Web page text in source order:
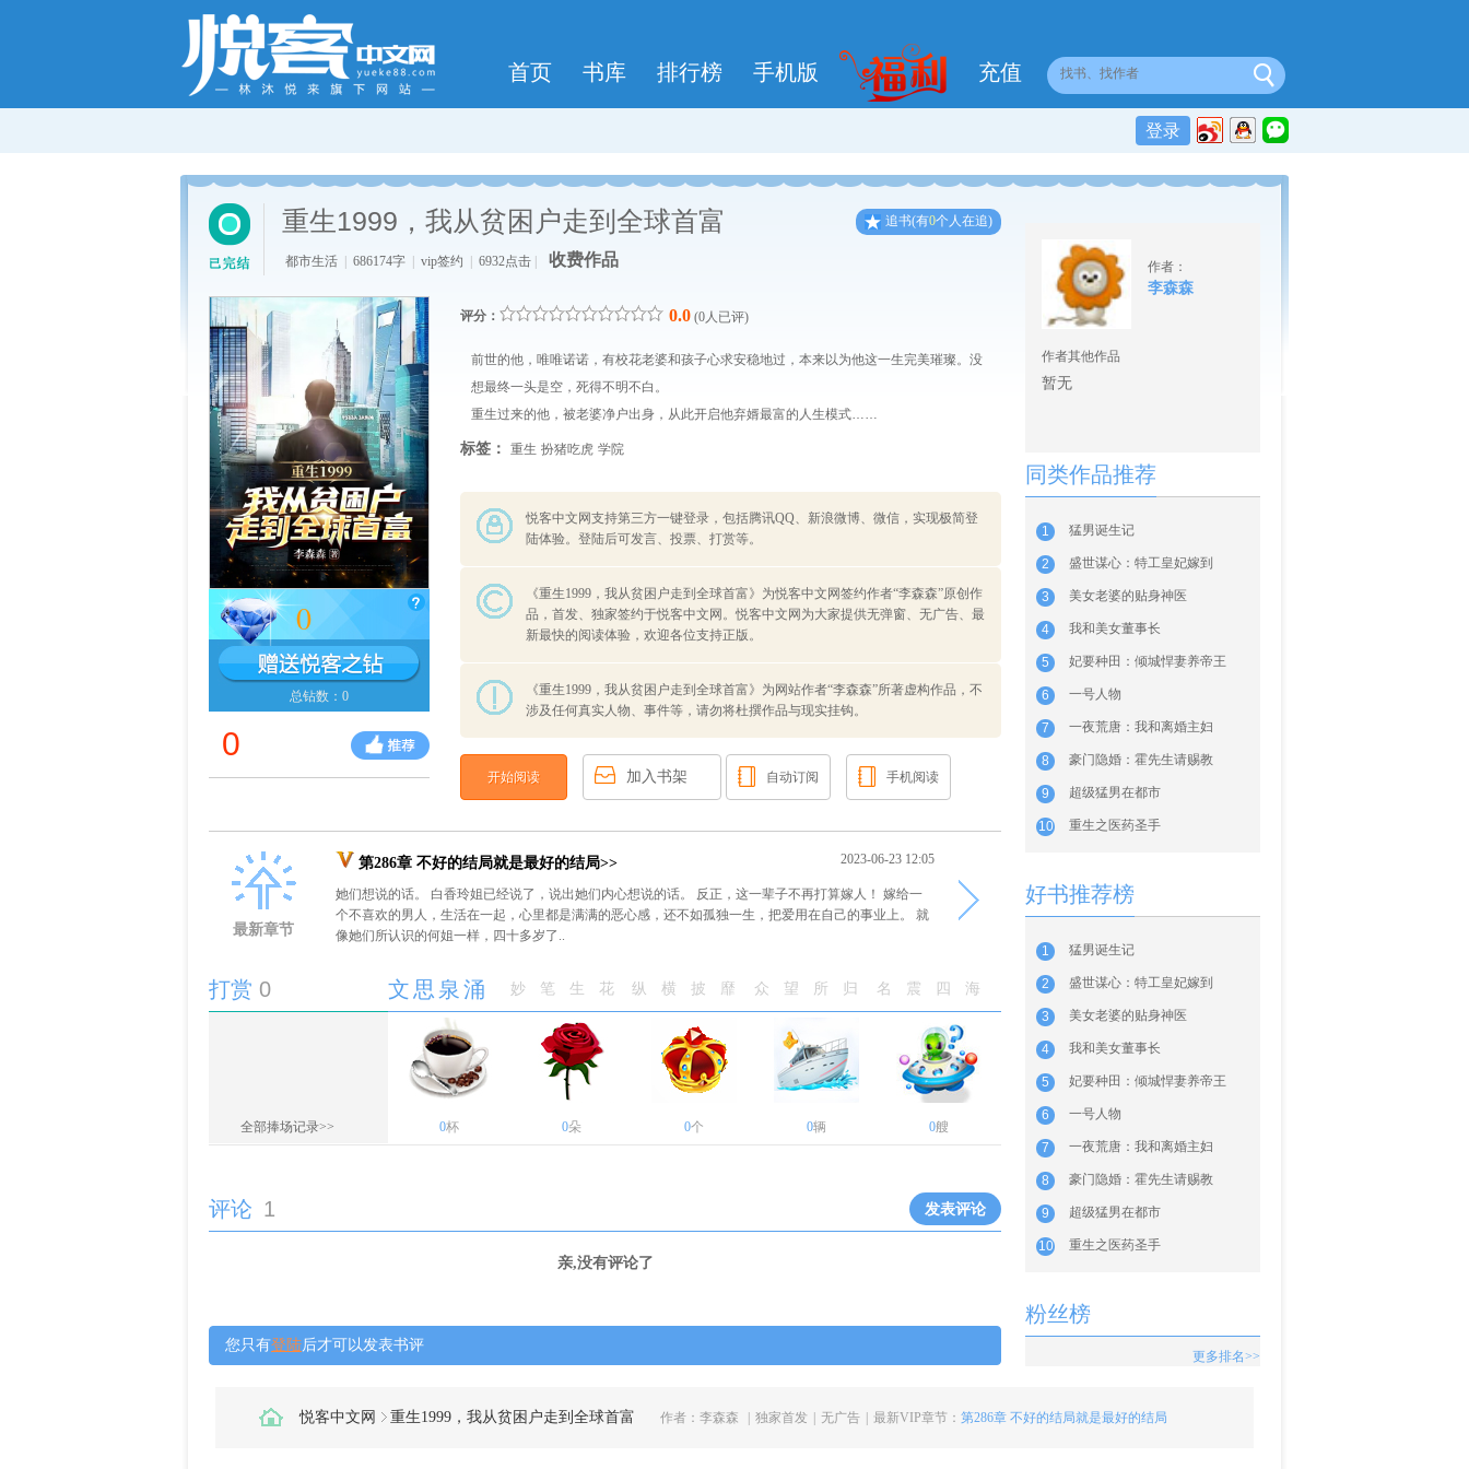
首页 书库 排行榜 手机版 充值
登录
追书(有0个人在追)
重生1999，我从贫困户走到全球首富
都市生活 686174字 vip签约 6932点击 收费作品
0
总钻数：0
0
评分： 0.0 (0人已评)
前世的他，唯唯诺诺，有校花老婆和孩子心求安稳地过，本来以为他这一生完美璀璨。没
想最终一头是空，死得不明不白。
重生过来的他，被老婆净户出身，从此开启他弃婿最富的人生模式……
标签： 重生 扮猪吃虎 学院
悦客中文网支持第三方一键登录，包括腾讯QQ、新浪微博、微信，实现极简登
陆体验。登陆后可发言、投票、打赏等。
《重生1999，我从贫困户走到全球首富》为悦客中文网签约作者“李森森”原创作
品，首发、独家签约于悦客中文网。悦客中文网为大家提供无弹窗、无广告、最
新最快的阅读体验，欢迎各位支持正版。
《重生1999，我从贫困户走到全球首富》为网站作者“李森森”所著虚构作品，不
涉及任何真实人物、事件等，请勿将杜撰作品与现实挂钩。
开始阅读 加入书架 自动订阅 手机阅读
最新章节
2023-06-23 12:05
第286章 不好的结局就是最好的结局>>
她们想说的话。 白香玲姐已经说了，说出她们内心想说的话。 反正，这一辈子不再打算嫁人！ 嫁给一
个不喜欢的男人，生活在一起，心里都是满满的恶心感，还不如孤独一生，把爱用在自己的事业上。 就
像她们所认识的何姐一样，四十多岁了..
打赏 0 文思泉涌 妙笔生花 纵横披靡 众望所归 名震四海
全部捧场记录>> 0杯 0朵 0个 0辆 0艘
发表评论
评论 1
亲,没有评论了
您只有登陆后才可以发表书评
作者：
李森森
作者其他作品
暂无
同类作品推荐
1 猛男诞生记
2 盛世谋心：特工皇妃嫁到
3 美女老婆的贴身神医
4 我和美女董事长
5 妃要种田：倾城悍妻养帝王
6 一号人物
7 一夜荒唐：我和离婚主妇
8 豪门隐婚：霍先生请赐教
9 超级猛男在都市
10 重生之医药圣手
好书推荐榜
1 猛男诞生记
2 盛世谋心：特工皇妃嫁到
3 美女老婆的贴身神医
4 我和美女董事长
5 妃要种田：倾城悍妻养帝王
6 一号人物
7 一夜荒唐：我和离婚主妇
8 豪门隐婚：霍先生请赐教
9 超级猛男在都市
10 重生之医药圣手
粉丝榜
更多排名>>
悦客中文网 重生1999，我从贫困户走到全球首富 作者： 李森森 | 独家首发 | 无广告 | 最新VIP章节： 第286章 不好的结局就是最好的结局